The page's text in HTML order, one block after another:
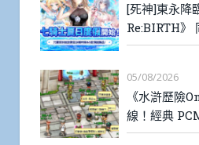
[死神]東永降
Re:BIRTH》
05/08/2026
《水滸歷險
線！經典